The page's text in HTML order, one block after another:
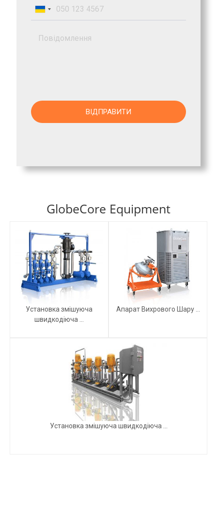
GlobeCore Equipment
Установка змішуюча
швидкодіюча ...
Апарат Вихрового Шару ...
Установка змішуюча швидкодіюча ...